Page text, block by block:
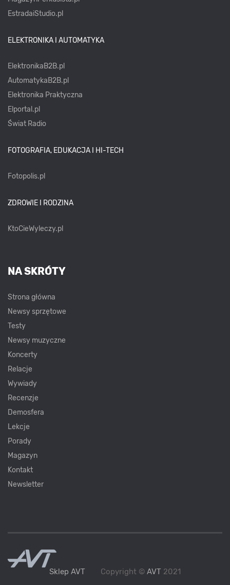
EstradaiStudio.pl
ELEKTRONIKA I AUTOMATYKA
ElektronikaB2B.pl
AutomatykaB2B.pl
Elektronika Praktyczna
Elportal.pl
Świat Radio
FOTOGRAFIA, EDUKACJA I HI-TECH
Fotopolis.pl
ZDROWIE I RODZINA
KtoCieWyleczy.pl
NA SKRÓTY
Strona główna
Newsy sprzętowe
Testy
Newsy muzyczne
Koncerty
Relacje
Wywiady
Recenzje
Demosfera
Lekcje
Porady
Magazyn
Kontakt
Newsletter
Sklep AVT Copyright © AVT 2021